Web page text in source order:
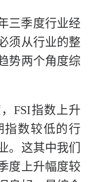
三季度行业经
须从行业的整
势两个角度综
FSI指数上升
指数较低的行
。这其中我们
度上升幅度较